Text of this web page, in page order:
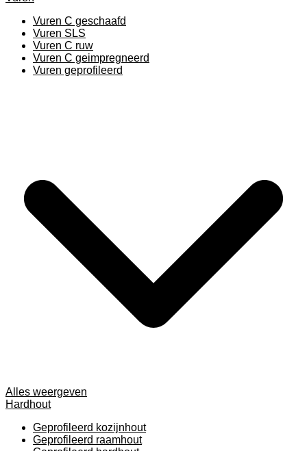
Vuren C geschaafd
Vuren SLS
Vuren C ruw
Vuren C geimpregneerd
Vuren geprofileerd
Alles weergeven
Hardhout
Geprofileerd kozijnhout
Geprofileerd raamhout